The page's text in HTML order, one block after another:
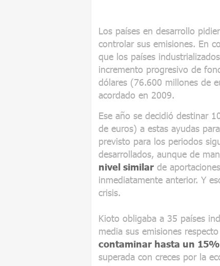
Los países en desarrollo
controlar sus emisiones. En
que los países
incremento progresivo de
dólares (76.600 millones de
acordado en 2009.
Ese año se decidió destinar
de euros) a estas ayudas
previsto para los periodos
desarrollados, aunque de
nivel similar de
inmediatamente anterior. Y
crisis.
Kioto obligaba a 35 países
media sus emisiones
contaminar hasta un
superada con creces por la